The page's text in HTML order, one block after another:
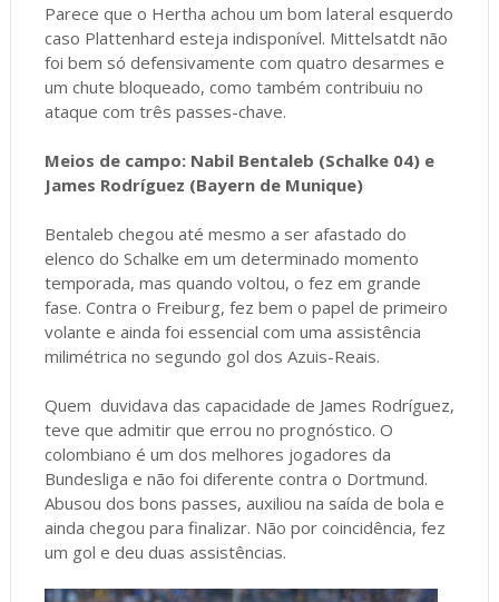
Parece que o Hertha achou um bom lateral esquerdo
caso Plattenhard esteja indisponível. Mittelsatdt não
foi bem só defensivamente com quatro desarmes e
um chute bloqueado, como também contribuiu no
ataque com três passes-chave.
Meios de campo: Nabil Bentaleb (Schalke 04) e
James Rodríguez (Bayern de Munique)
Bentaleb chegou até mesmo a ser afastado do
elenco do Schalke em um determinado momento
temporada, mas quando voltou, o fez em grande
fase. Contra o Freiburg, fez bem o papel de primeiro
volante e ainda foi essencial com uma assistência
milimétrica no segundo gol dos Azuis-Reais.
Quem duvidava das capacidade de James Rodríguez,
teve que admitir que errou no prognóstico. O
colombiano é um dos melhores jogadores da
Bundesliga e não foi diferente contra o Dortmund.
Abusou dos bons passes, auxiliou na saída de bola e
ainda chegou para finalizar. Não por coincidência, fez
um gol e deu duas assistências.